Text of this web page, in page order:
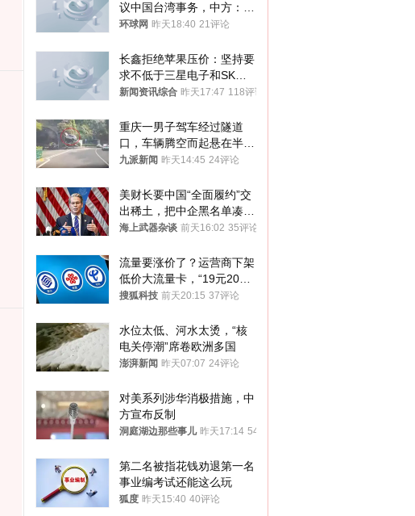
议中国台湾事务，中方：强
烈不满、坚决反对，已向日
环球网 昨天18:40 21评论
长鑫拒绝苹果压价：坚持要
求不低于三星电子和SK海
力士
新闻资讯综合 昨天17:47 118评论
重庆一男子驾车经过隧道
口，车辆腾空而起悬在半
空，消防： 2人已送医，正
九派新闻 昨天14:45 24评论
美财长要中国“全面履约”交
出稀土，把中企黑名单凑到
187家，中方做最坏打算
海上武器杂谈 前天16:02 35评论
流量要涨价了？运营商下架
低价大流量卡，“19元200
G”成为历史
搜狐科技 前天20:15 37评论
水位太低、河水太烫，“核
电关停潮”席卷欧洲多国
澎湃新闻 昨天07:07 24评论
对美系列涉华消极措施，中
方宣布反制
洞庭湖边那些事儿 昨天17:14 54评论
第二名被指花钱劝退第一名
事业编考试还能这么玩
狐度 昨天15:40 40评论